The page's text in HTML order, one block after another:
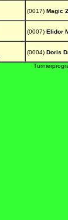
(0017) Magic
(0007) Elidor
(0004) Doris